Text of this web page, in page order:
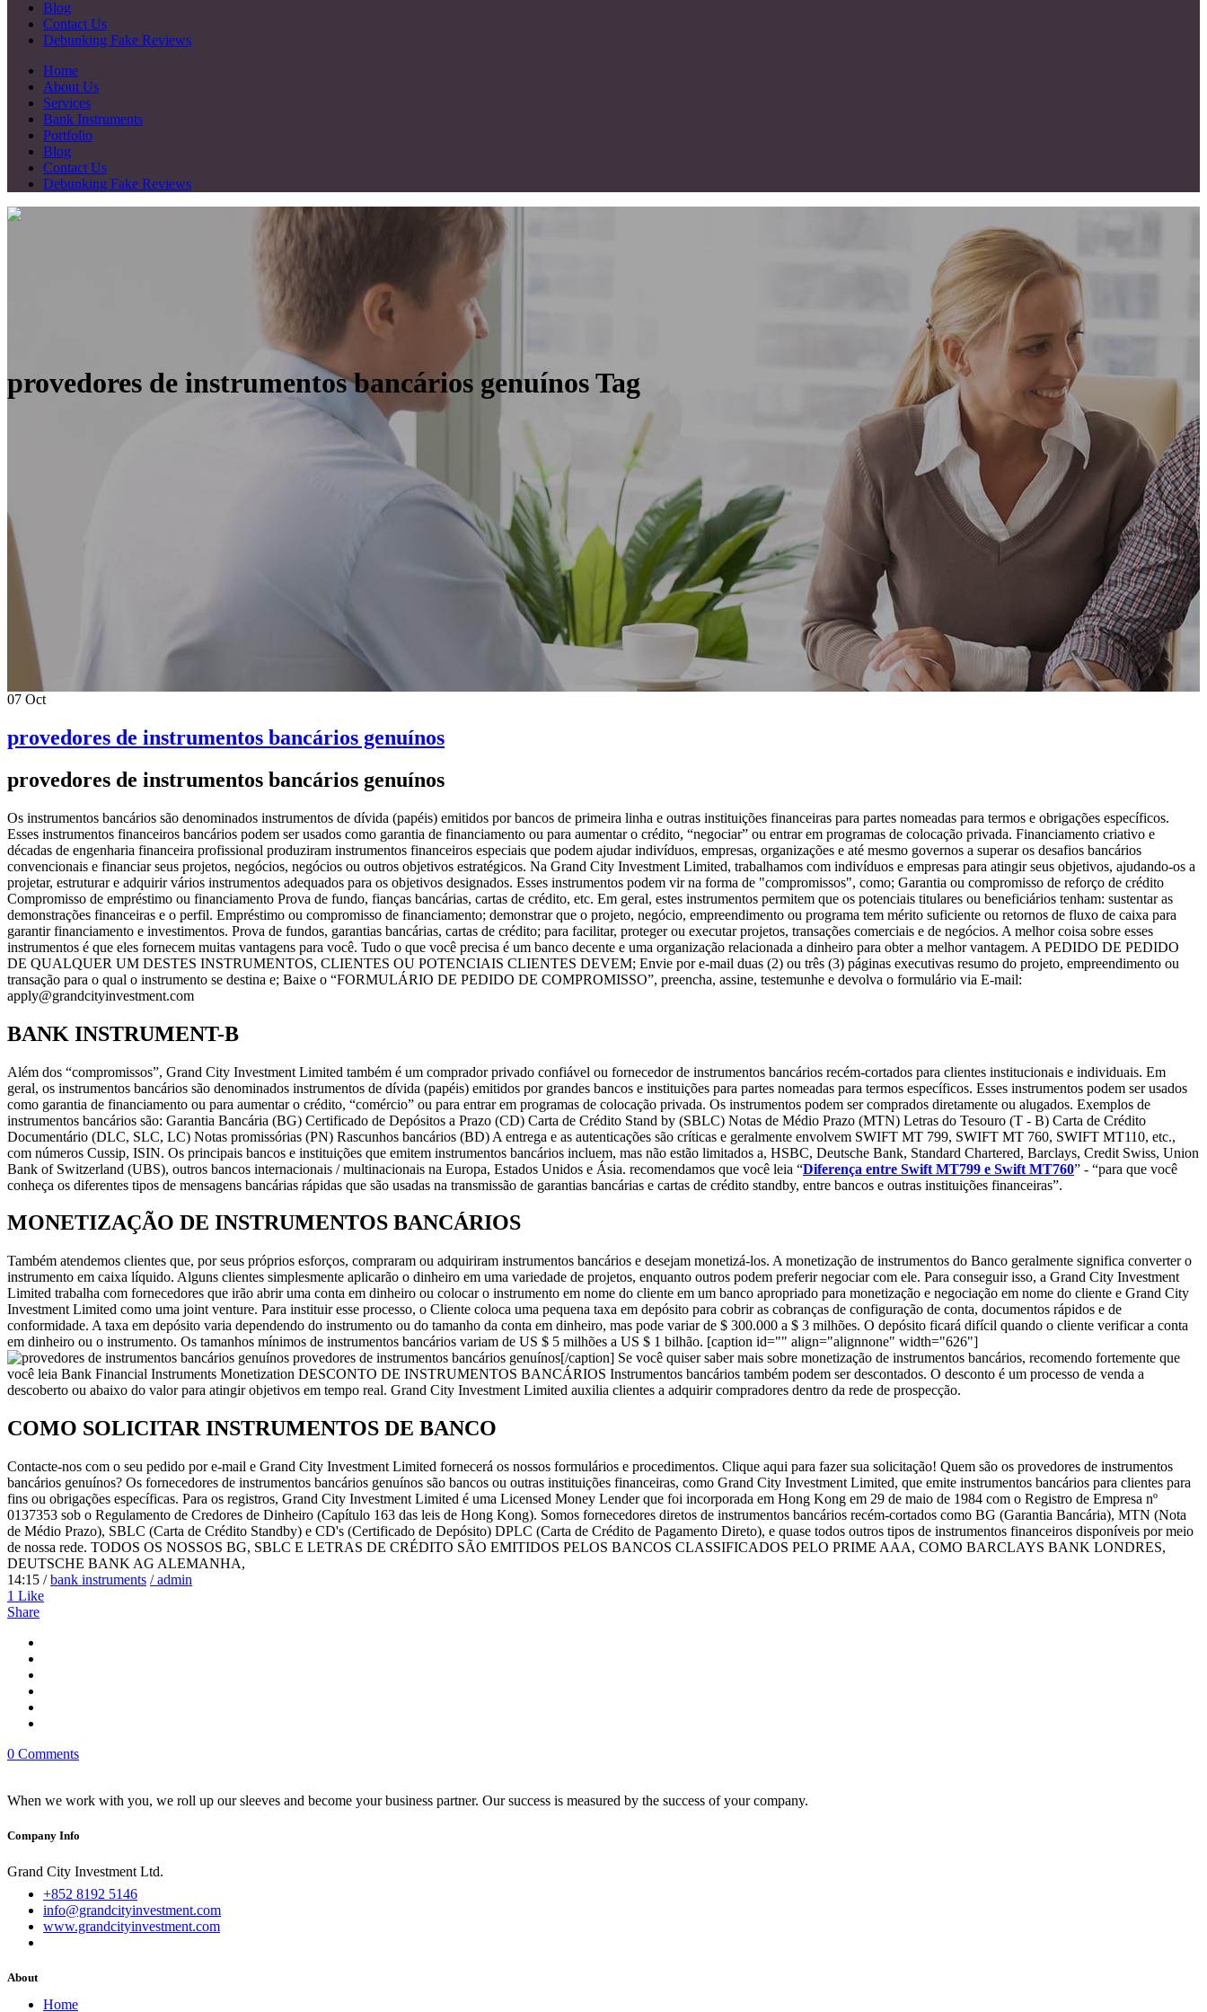
Blog
Contact Us
Debunking Fake Reviews
Home
About Us
Services
Bank Instruments
Portfolio
Blog
Contact Us
Debunking Fake Reviews
provedores de instrumentos bancários genuínos Tag
07 Oct
provedores de instrumentos bancários genuínos
provedores de instrumentos bancários genuínos
Os instrumentos bancários são denominados instrumentos de dívida (papéis) emitidos por bancos de primeira linha e outras instituições financeiras para partes nomeadas para termos e obrigações específicos.
Esses instrumentos financeiros bancários podem ser usados como garantia de financiamento ou para aumentar o crédito, “negociar” ou entrar em programas de colocação privada. Financiamento criativo e
décadas de engenharia financeira profissional produziram instrumentos financeiros especiais que podem ajudar indivíduos, empresas, organizações e até mesmo governos a superar os desafios bancários
convencionais e financiar seus projetos, negócios, negócios ou outros objetivos estratégicos. Na Grand City Investment Limited, trabalhamos com indivíduos e empresas para atingir seus objetivos, ajudando-os a
projetar, estruturar e adquirir vários instrumentos adequados para os objetivos designados. Esses instrumentos podem vir na forma de "compromissos", como; Garantia ou compromisso de reforço de crédito
Compromisso de empréstimo ou financiamento Prova de fundo, fianças bancárias, cartas de crédito, etc. Em geral, estes instrumentos permitem que os potenciais titulares ou beneficiários tenham: sustentar as
demonstrações financeiras e o perfil. Empréstimo ou compromisso de financiamento; demonstrar que o projeto, negócio, empreendimento ou programa tem mérito suficiente ou retornos de fluxo de caixa para
garantir financiamento e investimentos. Prova de fundos, garantias bancárias, cartas de crédito; para facilitar, proteger ou executar projetos, transações comerciais e de negócios. A melhor coisa sobre esses
instrumentos é que eles fornecem muitas vantagens para você. Tudo o que você precisa é um banco decente e uma organização relacionada a dinheiro para obter a melhor vantagem. A PEDIDO DE PEDIDO
DE QUALQUER UM DESTES INSTRUMENTOS, CLIENTES OU POTENCIAIS CLIENTES DEVEM; Envie por e-mail duas (2) ou três (3) páginas executivas resumo do projeto, empreendimento ou
transação para o qual o instrumento se destina e; Baixe o “FORMULÁRIO DE PEDIDO DE COMPROMISSO”, preencha, assine, testemunhe e devolva o formulário via E-mail:
apply@grandcityinvestment.com
BANK INSTRUMENT-B
Além dos “compromissos”, Grand City Investment Limited também é um comprador privado confiável ou fornecedor de instrumentos bancários recém-cortados para clientes institucionais e individuais. Em
geral, os instrumentos bancários são denominados instrumentos de dívida (papéis) emitidos por grandes bancos e instituições para partes nomeadas para termos específicos. Esses instrumentos podem ser usados
como garantia de financiamento ou para aumentar o crédito, “comércio” ou para entrar em programas de colocação privada. Os instrumentos podem ser comprados diretamente ou alugados. Exemplos de
instrumentos bancários são: Garantia Bancária (BG) Certificado de Depósitos a Prazo (CD) Carta de Crédito Stand by (SBLC) Notas de Médio Prazo (MTN) Letras do Tesouro (T - B) Carta de Crédito
Documentário (DLC, SLC, LC) Notas promissórias (PN) Rascunhos bancários (BD) A entrega e as autenticações são críticas e geralmente envolvem SWIFT MT 799, SWIFT MT 760, SWIFT MT110, etc.,
com números Cussip, ISIN. Os principais bancos e instituições que emitem instrumentos bancários incluem, mas não estão limitados a, HSBC, Deutsche Bank, Standard Chartered, Barclays, Credit Swiss, Union
Bank of Switzerland (UBS), outros bancos internacionais / multinacionais na Europa, Estados Unidos e Ásia. recomendamos que você leia “Diferença entre Swift MT799 e Swift MT760” - “para que você
conheça os diferentes tipos de mensagens bancárias rápidas que são usadas na transmissão de garantias bancárias e cartas de crédito standby, entre bancos e outras instituições financeiras”.
MONETIZAÇÃO DE INSTRUMENTOS BANCÁRIOS
Também atendemos clientes que, por seus próprios esforços, compraram ou adquiriram instrumentos bancários e desejam monetizá-los. A monetização de instrumentos do Banco geralmente significa converter o
instrumento em caixa líquido. Alguns clientes simplesmente aplicarão o dinheiro em uma variedade de projetos, enquanto outros podem preferir negociar com ele. Para conseguir isso, a Grand City Investment
Limited trabalha com fornecedores que irão abrir uma conta em dinheiro ou colocar o instrumento em nome do cliente em um banco apropriado para monetização e negociação em nome do cliente e Grand City
Investment Limited como uma joint venture. Para instituir esse processo, o Cliente coloca uma pequena taxa em depósito para cobrir as cobranças de configuração de conta, documentos rápidos e de
conformidade. A taxa em depósito varia dependendo do instrumento ou do tamanho da conta em dinheiro, mas pode variar de $ 300.000 a $ 3 milhões. O depósito ficará difícil quando o cliente verificar a conta
em dinheiro ou o instrumento. Os tamanhos mínimos de instrumentos bancários variam de US $ 5 milhões a US $ 1 bilhão. [caption id="" align="alignnone" width="626"]
provedores de instrumentos bancários genuínos[/caption] Se você quiser saber mais sobre monetização de instrumentos bancários, recomendo fortemente que
você leia Bank Financial Instruments Monetization DESCONTO DE INSTRUMENTOS BANCÁRIOS Instrumentos bancários também podem ser descontados. O desconto é um processo de venda a
descoberto ou abaixo do valor para atingir objetivos em tempo real. Grand City Investment Limited auxilia clientes a adquirir compradores dentro da rede de prospecção.
COMO SOLICITAR INSTRUMENTOS DE BANCO
Contacte-nos com o seu pedido por e-mail e Grand City Investment Limited fornecerá os nossos formulários e procedimentos. Clique aqui para fazer sua solicitação! Quem são os provedores de instrumentos
bancários genuínos? Os fornecedores de instrumentos bancários genuínos são bancos ou outras instituições financeiras, como Grand City Investment Limited, que emite instrumentos bancários para clientes para
fins ou obrigações específicas. Para os registros, Grand City Investment Limited é uma Licensed Money Lender que foi incorporada em Hong Kong em 29 de maio de 1984 com o Registro de Empresa nº
0137353 sob o Regulamento de Credores de Dinheiro (Capítulo 163 das leis de Hong Kong). Somos fornecedores diretos de instrumentos bancários recém-cortados como BG (Garantia Bancária), MTN (Nota
de Médio Prazo), SBLC (Carta de Crédito Standby) e CD's (Certificado de Depósito) DPLC (Carta de Crédito de Pagamento Direto), e quase todos outros tipos de instrumentos financeiros disponíveis por meio
de nossa rede. TODOS OS NOSSOS BG, SBLC E LETRAS DE CRÉDITO SÃO EMITIDOS PELOS BANCOS CLASSIFICADOS PELO PRIME AAA, COMO BARCLAYS BANK LONDRES,
DEUTSCHE BANK AG ALEMANHA,
14:15 /bank instruments / admin
1 Like
Share
0 Comments
When we work with you, we roll up our sleeves and become your business partner. Our success is measured by the success of your company.
Company Info
Grand City Investment Ltd.
+852 8192 5146
info@grandcityinvestment.com
www.grandcityinvestment.com
About
Home